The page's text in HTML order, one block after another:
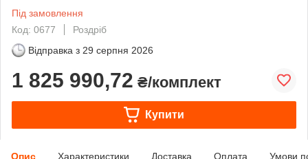
Під замовлення
Код: 0677
Роздріб
Відправка з 29 серпня 2026
1 825 990,72 ₴/комплект
Купити
Опис Характеристики Доставка Оплата Умови